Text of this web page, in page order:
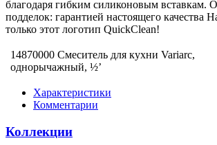
благодаря гибким силиконовым вставкам.
подделок: гарантией настоящего качества
только этот логотип QuickClean!
14870000 Смеситель для кухни Variarc,
однорычажный, ½’
Характеристики
Комментарии
Коллекции